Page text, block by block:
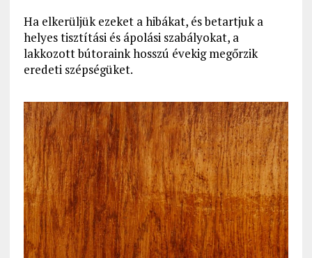
Ha elkerüljük ezeket a hibákat, és betartjuk a
helyes tisztítási és ápolási szabályokat, a
lakkozott bútoraink hosszú évekig megőrzik
eredeti szépségüket.